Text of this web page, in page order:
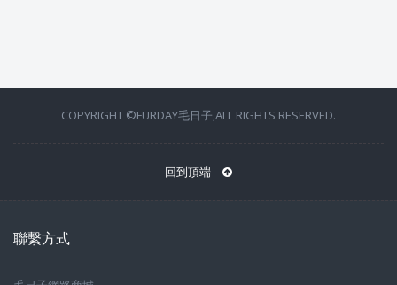
COPYRIGHT ©FURDAY毛日子,ALL RIGHTS RESERVED.
回到頂端
聯繫方式